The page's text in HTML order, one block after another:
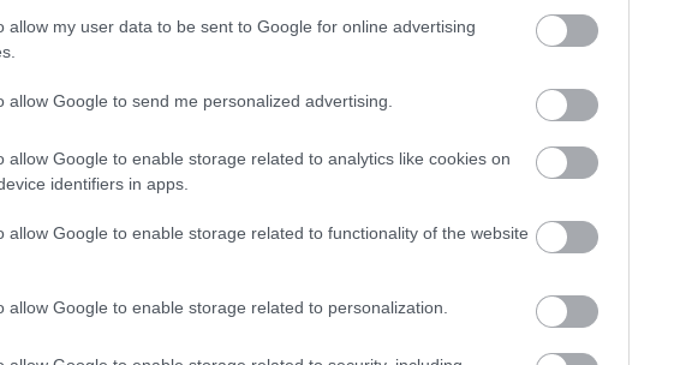
allow my user data to be sent to Google for online advertising
allow Google to send me personalized advertising.
allow Google to enable storage related to analytics like cookies on
identifiers in apps.
allow Google to enable storage related to functionality of the website
allow Google to enable storage related to personalization.
έχει τις ταινίες που αγαπάμε να βλέπουμε: Αληθινό κινηματογράφο,
ασήκωτη κουλτούρα, αλλά και πολλές ανάλαφρες κομεντί του
που σου φέρνει στο νου θερινό σινεμά κάτω από τ’ αστέρια (πάλι με
Και φυσικά πολύ, μα πολύ ελληνικό κινηματογράφο. Από τις
προσθήκες, διαλέξαμε δέκα που δεν πρέπει με τίποτα να χάσεις.
η συνδρομή στο Cinobo κοστίζει 7,99€ τον μήνα, με 14
Γαλλικού Κινηματογράφου